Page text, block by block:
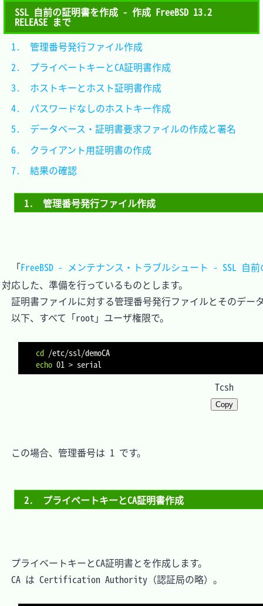
SSL 自前の証明書を作成 - 作成 FreeBSD 13.2
RELEASE まで
1.　管理番号発行ファイル作成
「FreeBSD - メンテナンス・トラブルシュート - SSL 自
対応した、準備を行っているものとします。
証明書ファイルに対する管理番号発行ファイルとそのデー
以下、すべて「root」ユーザ権限で。
cd
echo 01 >
Tcsh
Copy
この場合、管理番号は 1 です。
2.　プライベートキーとCA証明書作成
プライベートキーとCA証明書とを作成します。
CA は Certification Authority（認証局の略）。